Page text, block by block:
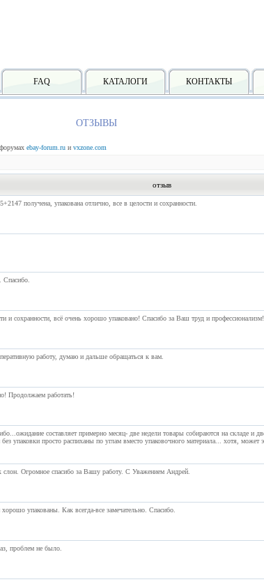
КОНТАКТЫ
КАТАЛОГИ
FAQ
ОТЗЫВЫ
ebay-forum.ruи vxzone.com
отзыв
получена, упакована отлично, все в целости и сохранности.
и сохранности, всё очень хорошо упаковано! Спасибо за Ваш труд и
работу, думаю и дальше обращаться к вам.
Продолжаем работать!
составляет примерно месяц- две недели товары собираются на складе и
упаковки просто распиханы по углам вместо упаковочного материала... хотя, может
Огромное спасибо за Вашу работу. С Уважением Андрей.
упакованы. Как всегда-все замечательно. Спасибо.
проблем не было.